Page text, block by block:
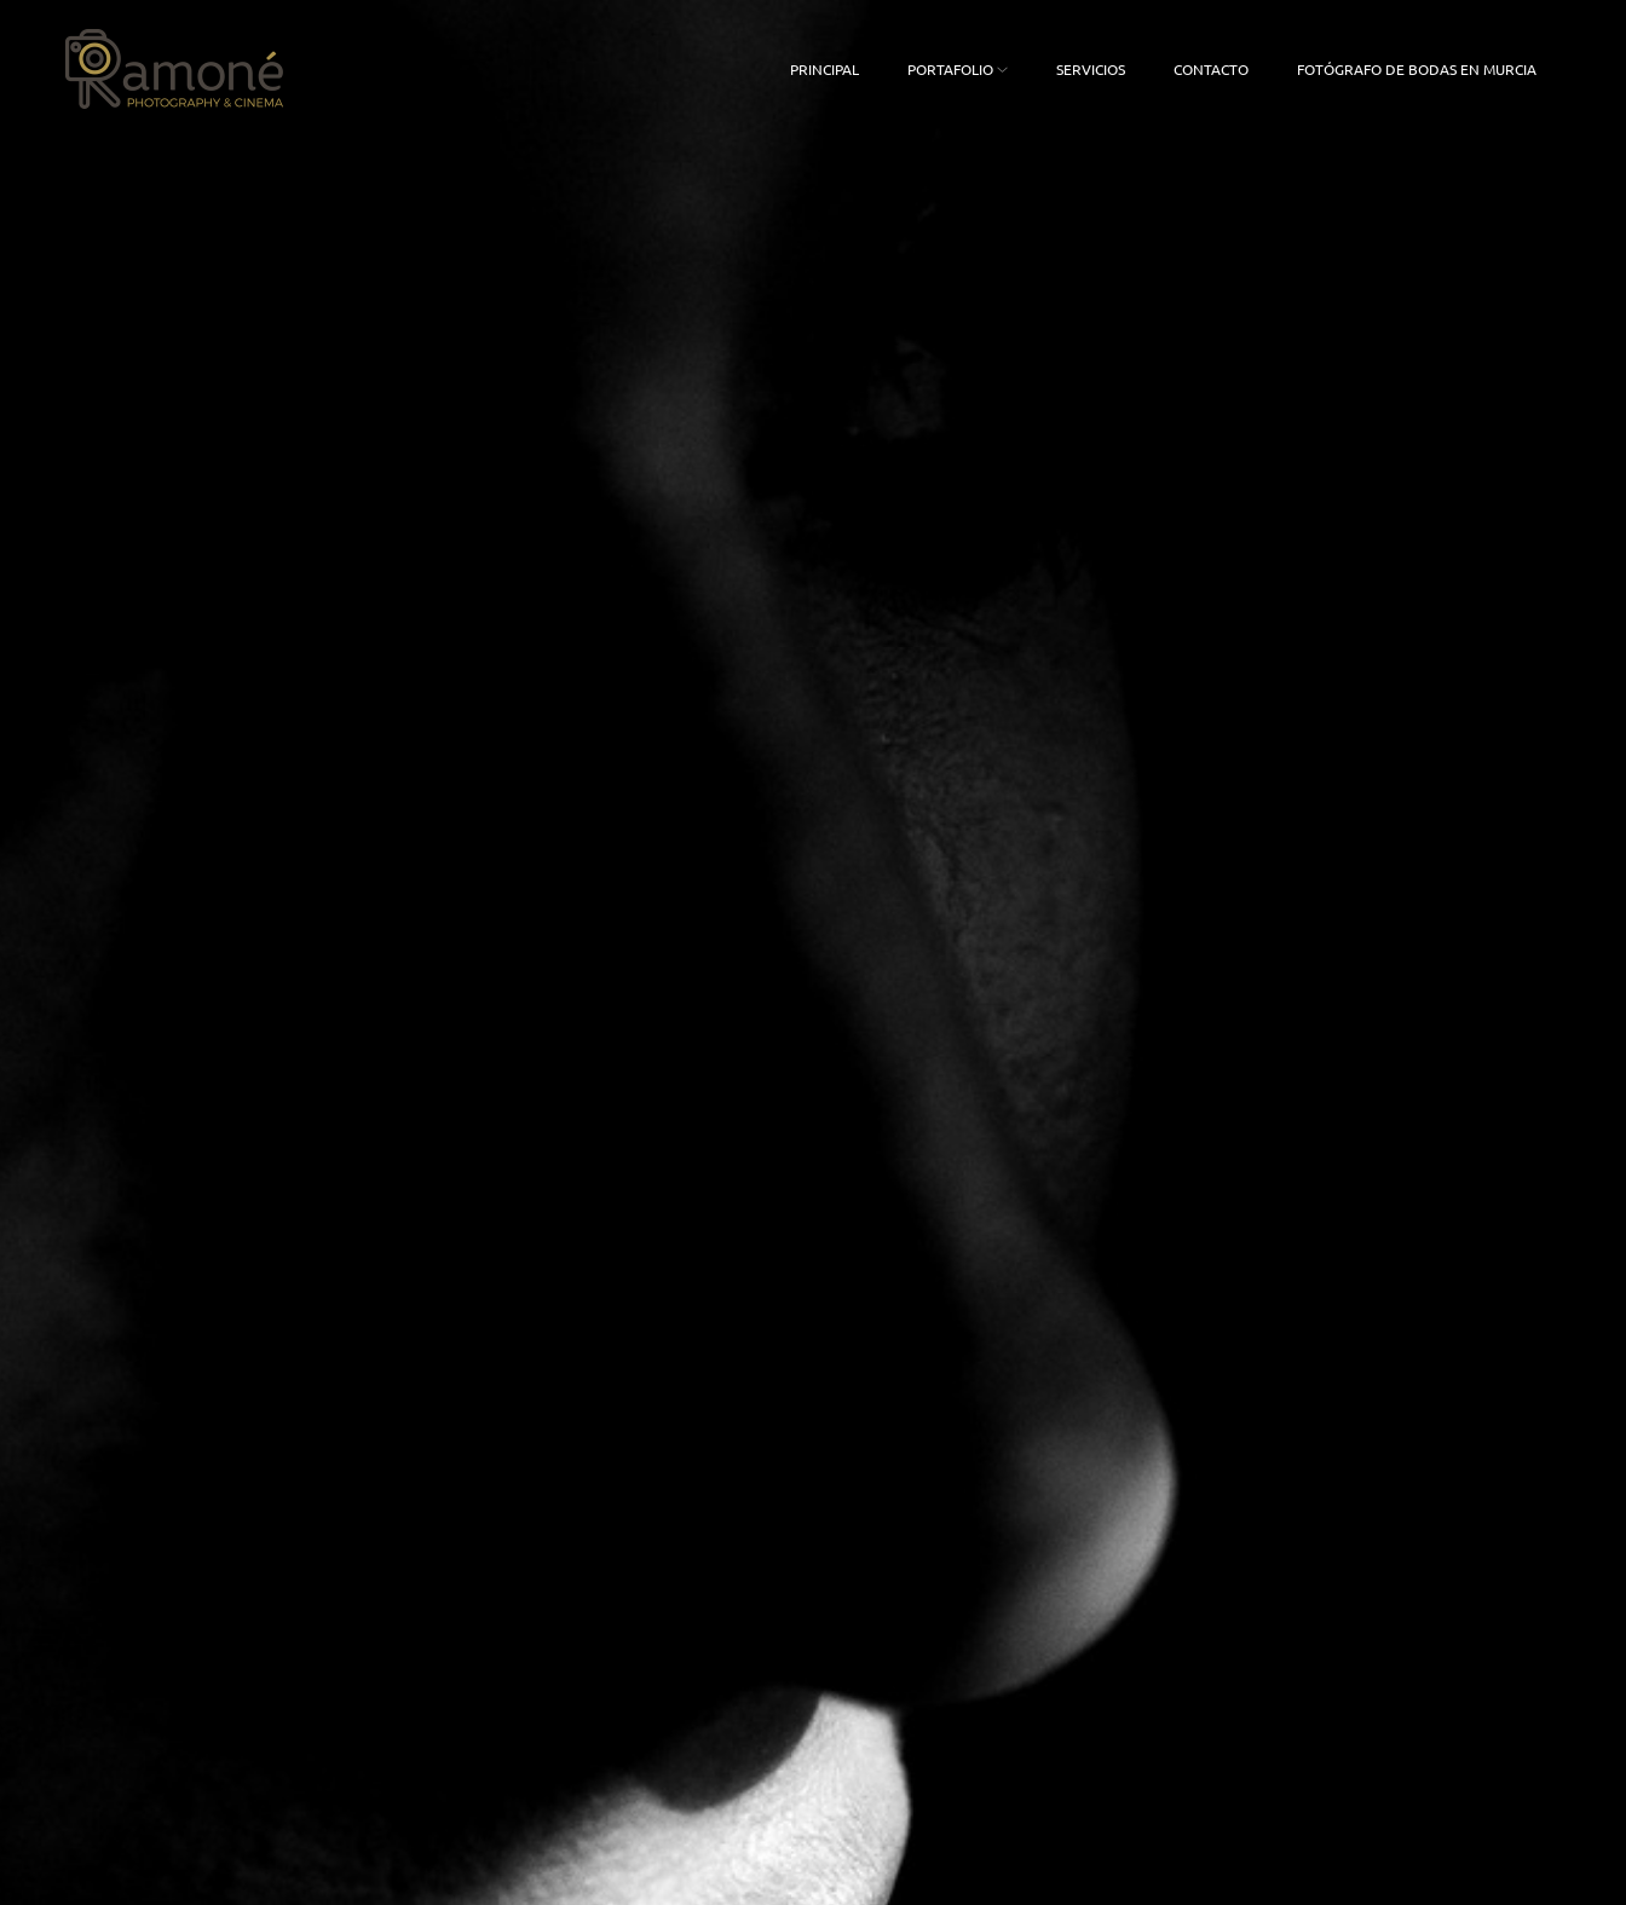
PRINCIPAL PORTAFOLIO SERVICIOS CONTACTO FOTÓGRAFO DE BODAS EN MURCIA